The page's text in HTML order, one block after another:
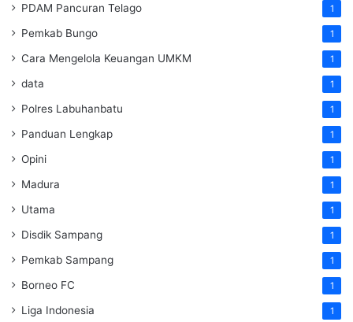
PDAM Pancuran Telago 1
Pemkab Bungo 1
Cara Mengelola Keuangan UMKM 1
data 1
Polres Labuhanbatu 1
Panduan Lengkap 1
Opini 1
Madura 1
Utama 1
Disdik Sampang 1
Pemkab Sampang 1
Borneo FC 1
Liga Indonesia 1